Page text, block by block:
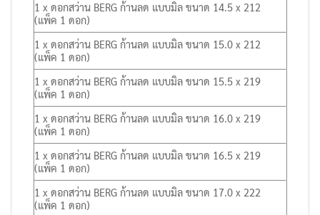
1 x ดอกสว่าน BERG ก้านลด แบบมิล ขนาด 14.5 x 212
(แพ็ค 1 ดอก)
1 x ดอกสว่าน BERG ก้านลด แบบมิล ขนาด 15.0 x 212
(แพ็ค 1 ดอก)
1 x ดอกสว่าน BERG ก้านลด แบบมิล ขนาด 15.5 x 219
(แพ็ค 1 ดอก)
1 x ดอกสว่าน BERG ก้านลด แบบมิล ขนาด 16.0 x 219
(แพ็ค 1 ดอก)
1 x ดอกสว่าน BERG ก้านลด แบบมิล ขนาด 16.5 x 219
(แพ็ค 1 ดอก)
1 x ดอกสว่าน BERG ก้านลด แบบมิล ขนาด 17.0 x 222
(แพ็ค 1 ดอก)